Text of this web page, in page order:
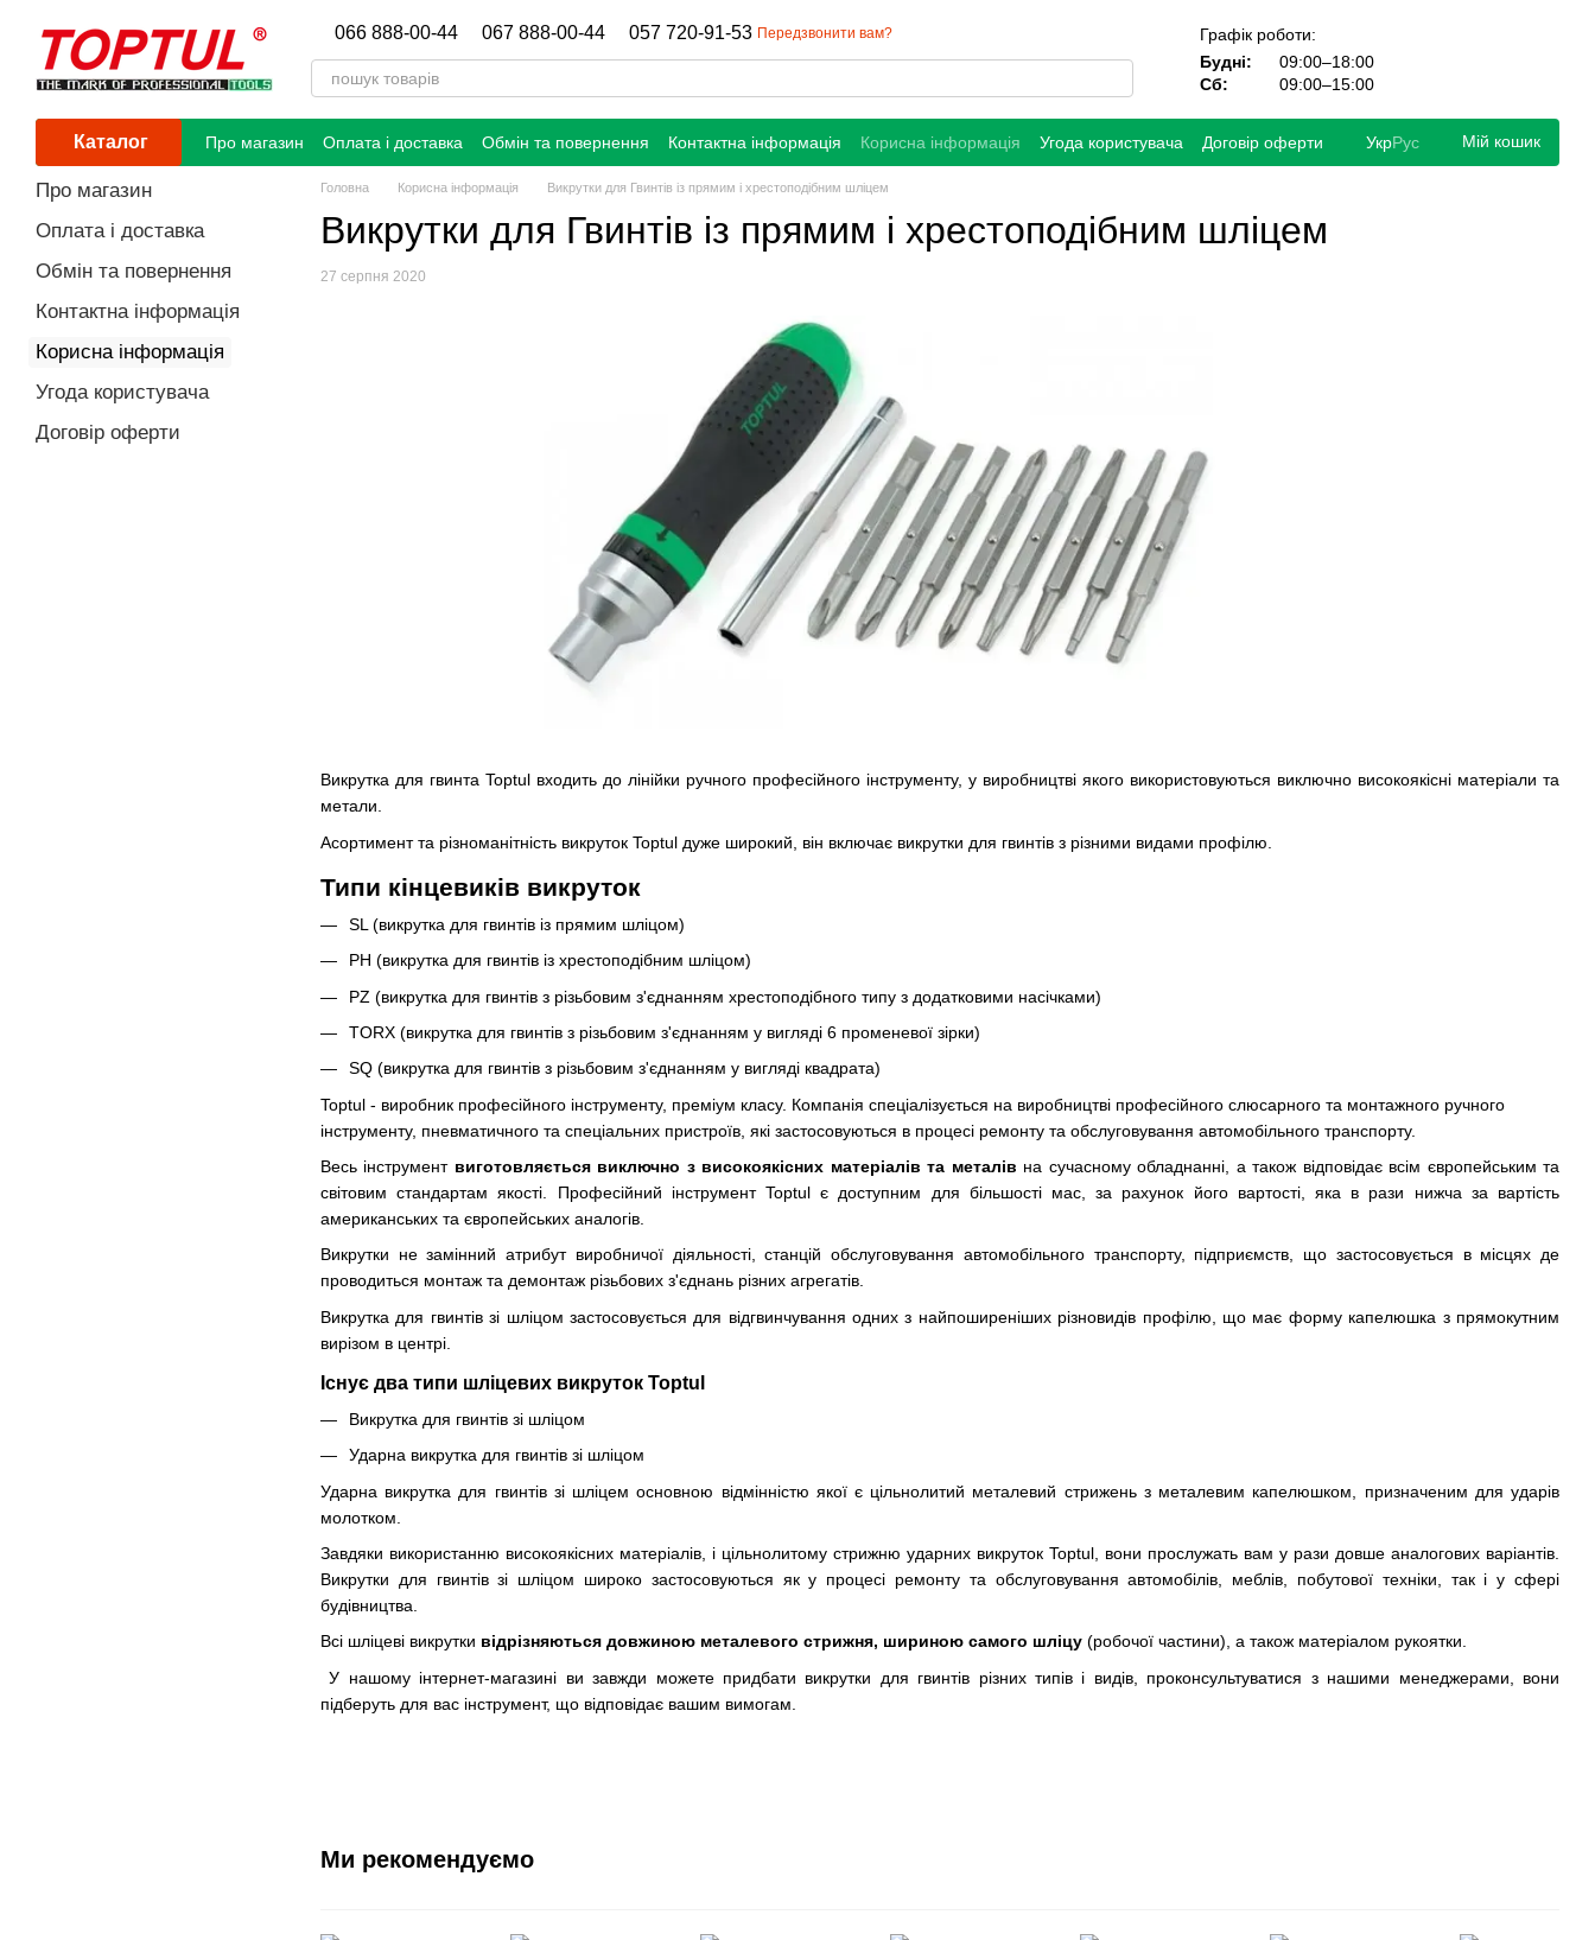
066 888-00-44 067 888-00-44 057 720-91-53 Передзвонити вам?
Графік роботи:
Будні:
09:00–18:00
Сб:
09:00–15:00
Каталог Про магазин Оплата і доставка Обмін та повернення Контактна інформація Корисна інформація Угода користувача Договір оферти УкрРус Мій кошик
Головна Корисна інформація Викрутки для Гвинтів із прямим і хрестоподібним шліцем
Викрутки для Гвинтів із прямим і хрестоподібним шліцем
27 серпня 2020
Викрутка для гвинта Toptul входить до лінійки ручного професійного інструменту, у виробництві якого використовуються виключно високоякісні матеріали та
метали.
Асортимент та різноманітність викруток Toptul дуже широкий, він включає викрутки для гвинтів з різними видами профілю.
Типи кінцевиків викруток
SL (викрутка для гвинтів із прямим шліцом)
PH (викрутка для гвинтів із хрестоподібним шліцом)
PZ (викрутка для гвинтів з різьбовим з'єднанням хрестоподібного типу з додатковими насічками)
TORX (викрутка для гвинтів з різьбовим з'єднанням у вигляді 6 променевої зірки)
SQ (викрутка для гвинтів з різьбовим з'єднанням у вигляді квадрата)
Toptul - виробник професійного інструменту, преміум класу. Компанія спеціалізується на виробництві професійного слюсарного та монтажного ручного
інструменту, пневматичного та спеціальних пристроїв, які застосовуються в процесі ремонту та обслуговування автомобільного транспорту.
Весь інструмент виготовляється виключно з високоякісних матеріалів та металів на сучасному обладнанні, а також відповідає всім європейським та
світовим стандартам якості. Професійний інструмент Toptul є доступним для більшості мас, за рахунок його вартості, яка в рази нижча за вартість
американських та європейських аналогів.
Викрутки не замінний атрибут виробничої діяльності, станцій обслуговування автомобільного транспорту, підприємств, що застосовується в місцях де
проводиться монтаж та демонтаж різьбових з'єднань різних агрегатів.
Викрутка для гвинтів зі шліцом застосовується для відгвинчування одних з найпоширеніших різновидів профілю, що має форму капелюшка з прямокутним
вирізом в центрі.
Існує два типи шліцевих викруток Toptul
Викрутка для гвинтів зі шліцом
Ударна викрутка для гвинтів зі шліцом
Ударна викрутка для гвинтів зі шліцем основною відмінністю якої є цільнолитий металевий стрижень з металевим капелюшком, призначеним для ударів
молотком.
Завдяки використанню високоякісних матеріалів, і цільнолитому стрижню ударних викруток Toptul, вони прослужать вам у рази довше аналогових варіантів.
Викрутки для гвинтів зі шліцом широко застосовуються як у процесі ремонту та обслуговування автомобілів, меблів, побутової техніки, так і у сфері
будівництва.
Всі шліцеві викрутки відрізняються довжиною металевого стрижня, шириною самого шліцу (робочої частини), а також матеріалом рукоятки.
У нашому інтернет-магазині ви завжди можете придбати викрутки для гвинтів різних типів і видів, проконсультуватися з нашими менеджерами, вони
підберуть для вас інструмент, що відповідає вашим вимогам.
Ми рекомендуємо
Про магазин
Оплата і доставка
Обмін та повернення
Контактна інформація
Корисна інформація
Угода користувача
Договір оферти